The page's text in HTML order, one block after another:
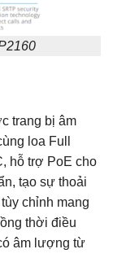
trang bị âm
loa Full
hỗ trợ PoE cho
tạo sự thoải
chỉnh mang
thời điều
âm lượng từ